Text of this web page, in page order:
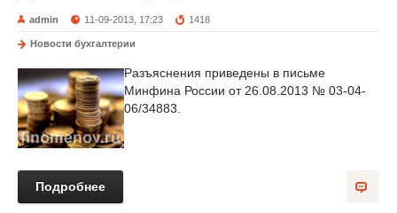
admin 11-09-2013, 17:23 1418
Новости бухгалтерии
Разъяснения приведены в письме
Минфина России от 26.08.2013 № 03-04-
06/34883.
Подробнее